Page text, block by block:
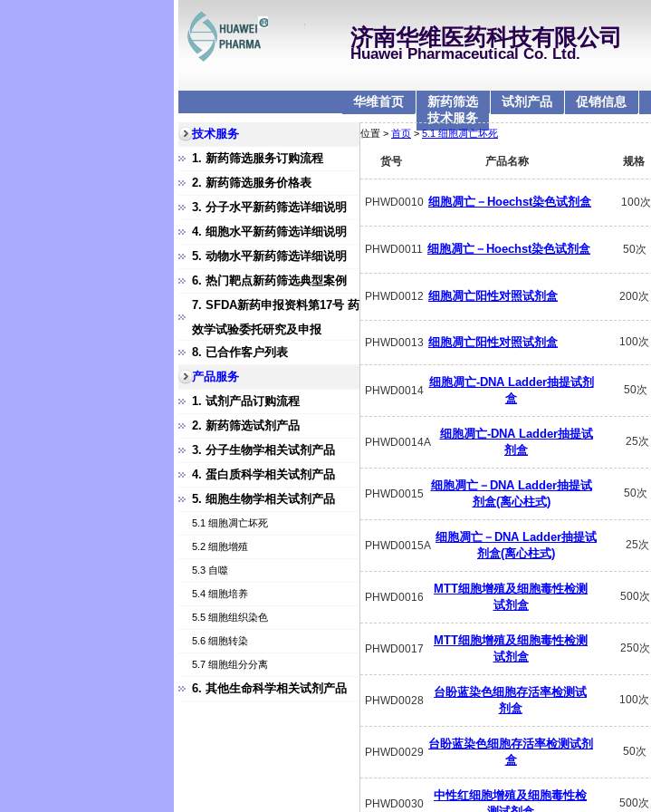
济南华维医药科技有限公司
Huawei Pharmaceutical Co. Ltd.
华维首页
新药筛选
技术服务
试剂产品 促销信息
技术服务
1. 新药筛选服务订购流程
2. 新药筛选服务价格表
3. 分子水平新药筛选详细说明
4. 细胞水平新药筛选详细说明
5. 动物水平新药筛选详细说明
6. 热门靶点新药筛选典型案例
7. SFDA新药申报资料第17号 药
效学试验委托研究及申报
8. 已合作客户列表
产品服务
1. 试剂产品订购流程
2. 新药筛选试剂产品
3. 分子生物学相关试剂产品
4. 蛋白质科学相关试剂产品
5. 细胞生物学相关试剂产品
5.1 细胞凋亡坏死
5.2 细胞增殖
5.3 自噬
5.4 细胞培养
5.5 细胞组织染色
5.6 细胞转染
5.7 细胞组分分离
6. 其他生命科学相关试剂产品
位置 > 首页 >5.1 细胞凋亡坏死
货号 产品名称 规格
PHWD0010 细胞凋亡－Hoechst染色试剂盒 100次
PHWD0011 细胞凋亡－Hoechst染色试剂盒 50次
PHWD0012 细胞凋亡阳性对照试剂盒 200次
PHWD0013 细胞凋亡阳性对照试剂盒 100次
PHWD0014
细胞凋亡-DNA Ladder抽提试剂
盒
50次
PHWD0014A
细胞凋亡-DNA Ladder抽提试
剂盒
25次
PHWD0015
细胞凋亡－DNA Ladder抽提试
剂盒(离心柱式)
50次
PHWD0015A
细胞凋亡－DNA Ladder抽提试
剂盒(离心柱式)
25次
PHWD0016
MTT细胞增殖及细胞毒性检测
试剂盒
500次
PHWD0017
MTT细胞增殖及细胞毒性检测
试剂盒
250次
PHWD0028
台盼蓝染色细胞存活率检测试
剂盒
100次
PHWD0029
台盼蓝染色细胞存活率检测试剂
盒
50次
PHWD0030
中性红细胞增殖及细胞毒性检
500次